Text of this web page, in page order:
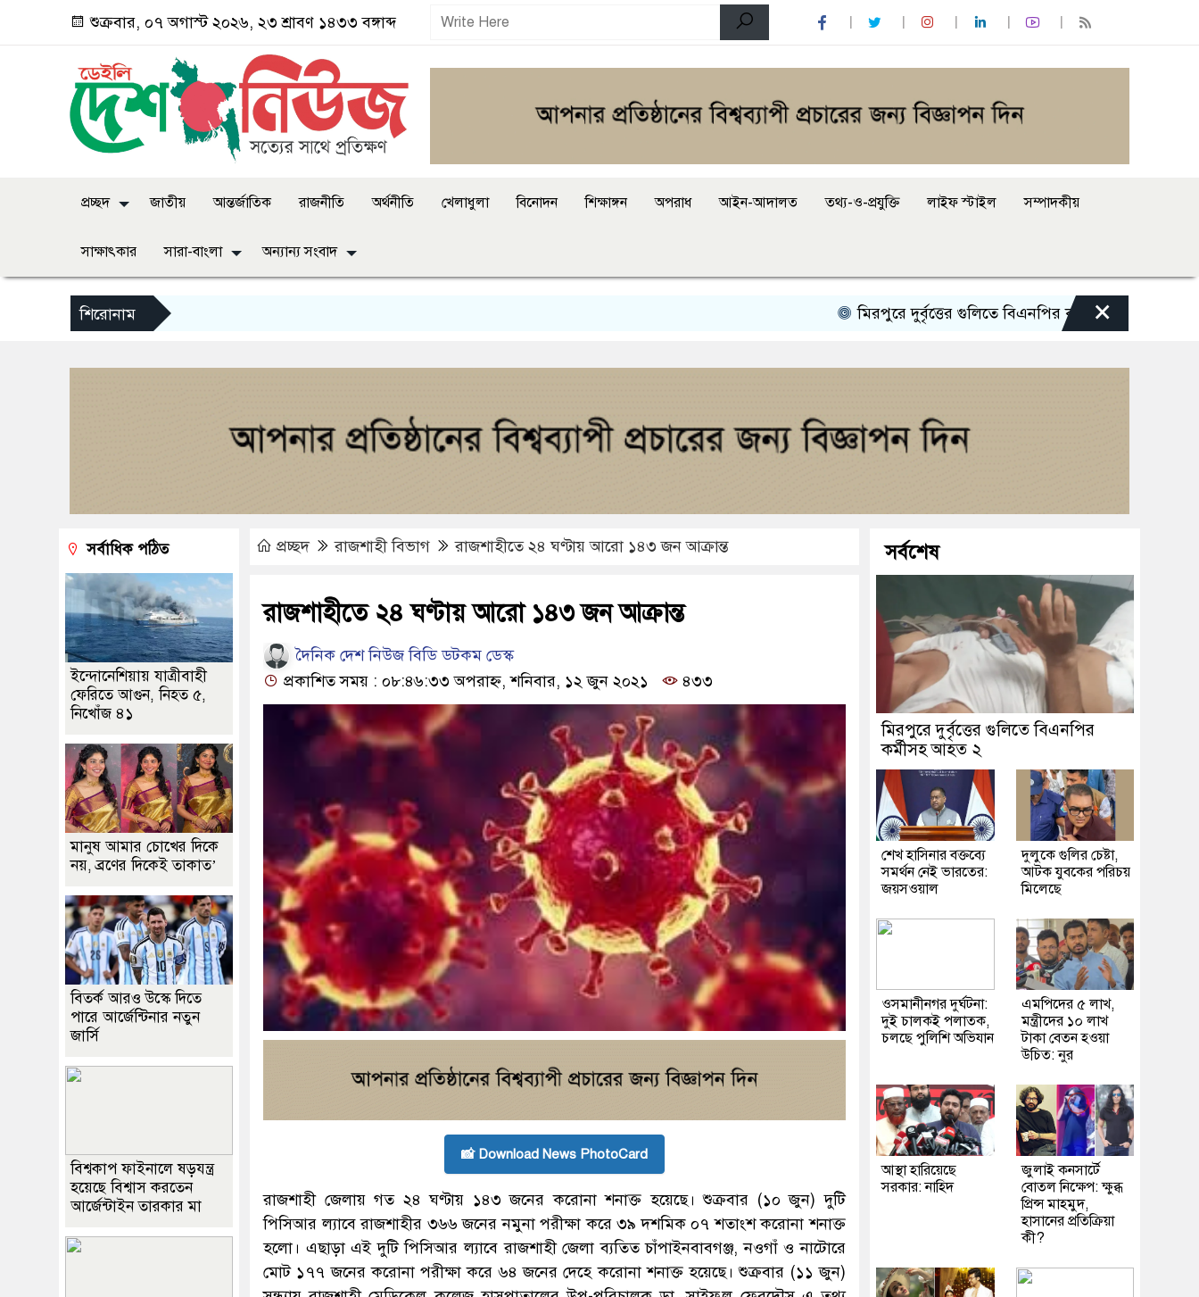
শুক্রবার, ০৭ অগাস্ট ২০২৬, ২৩ শ্রাবণ ১৪৩৩ বঙ্গাব্দ
প্রচ্ছদ জাতীয় আন্তর্জাতিক রাজনীতি অর্থনীতি খেলাধুলা বিনোদন শিক্ষাঙ্গন অপরাধ আইন-আদালত তথ্য-ও-প্রযুক্তি লাইফ স্টাইল সম্পাদকীয়
সাক্ষাৎকার সারা-বাংলা অন্যান্য সংবাদ
শিরোনাম মিরপুরে দুর্বৃত্তের গুলিতে বিএনপির কর্মীসহ আহত ২
×
প্রচ্ছদ রাজশাহী বিভাগ রাজশাহীতে ২৪ ঘণ্টায় আরো ১৪৩ জন আক্রান্ত
রাজশাহীতে ২৪ ঘণ্টায় আরো ১৪৩ জন আক্রান্ত
দৈনিক দেশ নিউজ বিডি ডটকম ডেস্ক
প্রকাশিত সময় : ০৮:৪৬:৩৩ অপরাহ্ন, শনিবার, ১২ জুন ২০২১
৪৩৩
📸 Download News PhotoCard
রাজশাহী জেলায় গত ২৪ ঘণ্টায় ১৪৩ জনের করোনা শনাক্ত হয়েছে। শুক্রবার (১০ জুন) দুটি
পিসিআর ল্যাবে রাজশাহীর ৩৬৬ জনের নমুনা পরীক্ষা করে ৩৯ দশমিক ০৭ শতাংশ করোনা শনাক্ত
হলো। এছাড়া এই দুটি পিসিআর ল্যাবে রাজশাহী জেলা ব্যতিত চাঁপাইনবাবগঞ্জ, নওগাঁ ও নাটোরে
মোট ১৭৭ জনের করোনা পরীক্ষা করে ৬৪ জনের দেহে করোনা শনাক্ত হয়েছে। শুক্রবার (১১ জুন)
সর্বাধিক পঠিত
ইন্দোনেশিয়ায় যাত্রীবাহী
ফেরিতে আগুন, নিহত ৫,
নিখোঁজ ৪১
মানুষ আমার চোখের দিকে
নয়, ব্রণের দিকেই তাকাত’
বিতর্ক আরও উস্কে দিতে
পারে আর্জেন্টিনার নতুন
জার্সি
বিশ্বকাপ ফাইনালে ষড়যন্ত্র
হয়েছে বিশ্বাস করতেন
আর্জেন্টাইন তারকার মা
সর্বশেষ
মিরপুরে দুর্বৃত্তের গুলিতে বিএনপির
কর্মীসহ আহত ২
শেখ হাসিনার বক্তব্যে
সমর্থন নেই ভারতের:
জয়সওয়াল
দুলুকে গুলির চেষ্টা,
আটক যুবকের পরিচয়
মিলেছে
ওসমানীনগর দুর্ঘটনা:
দুই চালকই পলাতক,
চলছে পুলিশি অভিযান
এমপিদের ৫ লাখ,
মন্ত্রীদের ১০ লাখ
টাকা বেতন হওয়া
উচিত: নুর
আস্থা হারিয়েছে
সরকার: নাহিদ
জুলাই কনসার্টে
বোতল নিক্ষেপ: ক্ষুব্ধ
প্রিন্স মাহমুদ,
হাসানের প্রতিক্রিয়া
কী?